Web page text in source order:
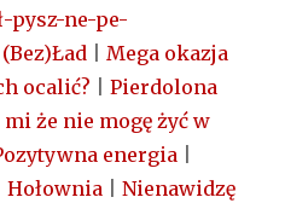
pysz-ne-pe-
Mega okazja
ocalić?
Pierdolona
że nie mogę żyć w
energia
Hołownia
Nienawidzę